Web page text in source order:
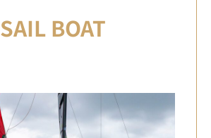
SAIL BOAT